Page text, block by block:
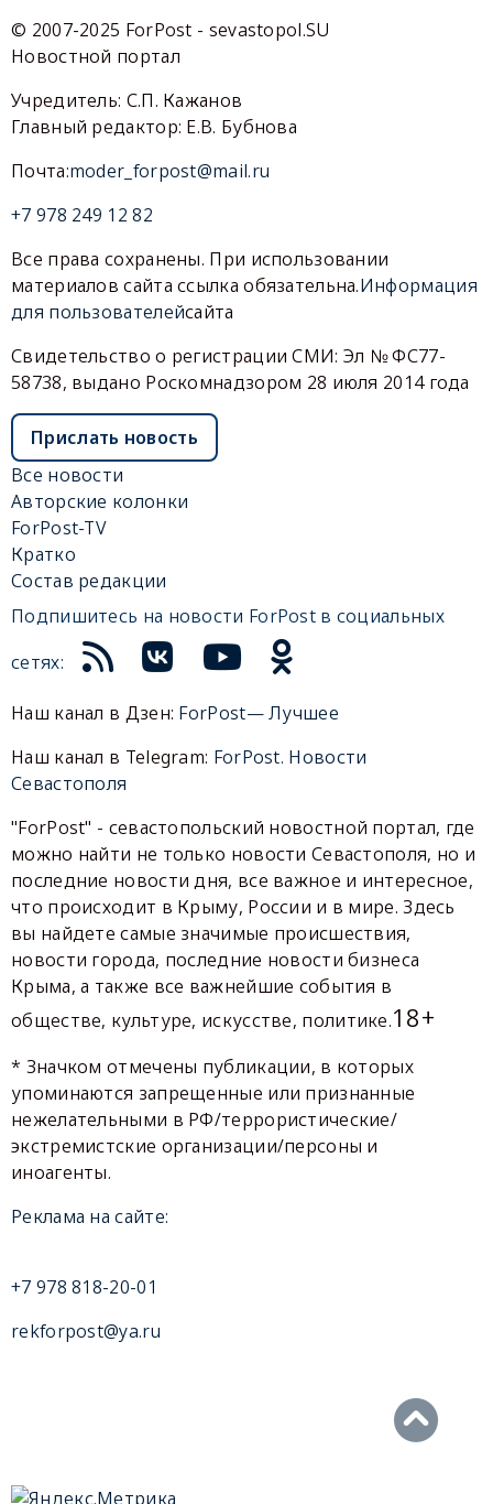
© 2007-2025 ForPost - sevastopol.SU
Новостной портал
Учредитель: С.П. Кажанов
Главный редактор: Е.В. Бубнова
Почта:moder_forpost@mail.ru
+7 978 249 12 82
Все права сохранены. При использовании
материалов сайта ссылка обязательна.Информация
для пользователейсайта
Свидетельство о регистрации СМИ: Эл № ФС77-
58738, выдано Роскомнадзором 28 июля 2014 года
Прислать новость
Все новости
Авторские колонки
ForPost-TV
Кратко
Состав редакции
Подпишитесь на новости ForPost в социальных
сетях:
Наш канал в Дзен: ForPost— Лучшее
Наш канал в Telegram: ForPost. Новости
Севастополя
"ForPost" - севастопольский новостной портал, где
можно найти не только новости Севастополя, но и
последние новости дня, все важное и интересное,
что происходит в Крыму, России и в мире. Здесь
вы найдете самые значимые происшествия,
новости города, последние новости бизнеса
Крыма, а также все важнейшие события в
обществе, культуре, искусстве, политике.18+
* Значком отмечены публикации, в которых
упоминаются запрещенные или признанные
нежелательными в РФ/террористические/
экстремистские организации/персоны и
иноагенты.
Реклама на сайте:
+7 978 818-20-01
rekforpost@ya.ru